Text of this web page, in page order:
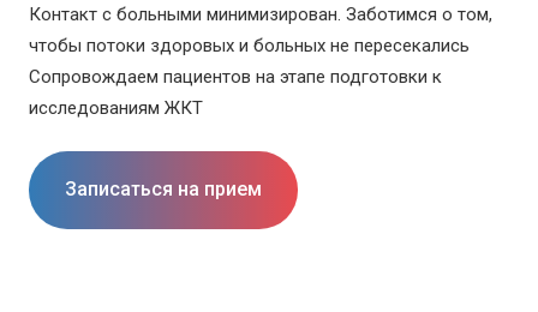
Контакт с больными минимизирован. Заботимся о том,
чтобы потоки здоровых и больных не пересекались
Сопровождаем пациентов на этапе подготовки к
исследованиям ЖКТ
Записаться на прием